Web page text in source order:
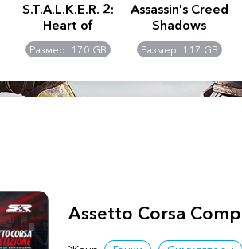
S.T.A.L.K.E.R. 2:
Heart of
Chernobyl -
Ultimate Edition
Размер: 170 GB
Assassin's Creed
Shadows
Размер: 117 GB
Assetto Corsa